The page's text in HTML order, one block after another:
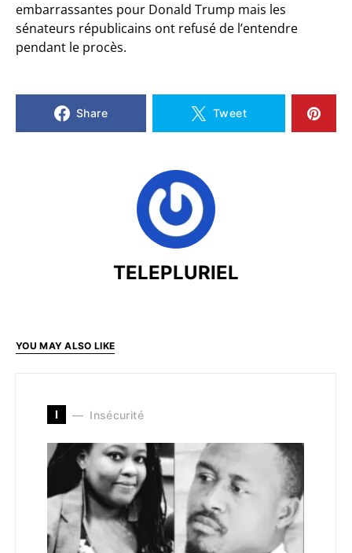
embarrassantes pour Donald Trump mais les
sénateurs républicains ont refusé de l’entendre
pendant le procès.
Share Tweet
TELEPLURIEL
YOU MAY ALSO LIKE
I Insécurité